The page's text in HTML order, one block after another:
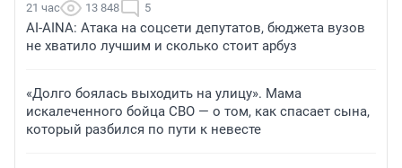
21 час 13 848 5
AI-AINA: Атака на соцсети депутатов, бюджета вузов
не хватило лучшим и сколько стоит арбуз
«Долго боялась выходить на улицу». Мама
искалеченного бойца СВО — о том, как спасает сына,
который разбился по пути к невесте